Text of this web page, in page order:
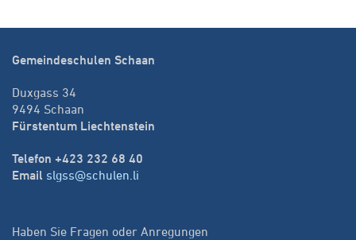
Gemeindeschulen Schaan
Duxgass 34
9494 Schaan
Fürstentum Liechtenstein
Telefon +423 232 68 40
Email slgss@schulen.li
Haben Sie Fragen oder Anregungen